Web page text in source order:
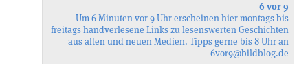
6 vor 9
Um 6 Minuten vor 9 Uhr erscheinen hier montags bis
freitags handverlesene Links zu lesenswerten Geschichten
aus alten und neuen Medien. Tipps gerne bis 8 Uhr an
6vor9@bildblog.de